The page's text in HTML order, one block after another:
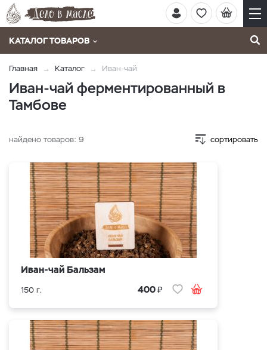
КАТАЛОГ ТОВАРОВ
Главная Каталог Иван-чай
Иван-чай ферментированный в
Тамбове
найдено товаров: 9 сортировать
Иван-чай Бальзам
150 г. 400₽